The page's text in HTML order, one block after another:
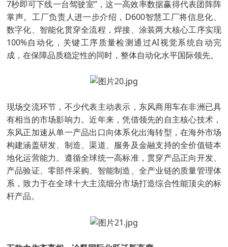
7秒即可下线一台驾驶室”，这一高效率数据赢得代表团阵阵
掌声。工厂负责人进一步介绍，D600智慧工厂将信息化、
数字化、智能化贯穿全流程，焊接、涂装两大核心工序实现
100%自动化，关键工序质量检测通过AI视觉系统自动完
成，在保障品质稳定性的同时，整体自动化水平国际领先。
现场交流环节，不少代表主动表示，东风商用车在非洲已具
有相当的市场影响力。近年来，凭借领先的自主核心技术，
东风正加速从单一产品出口向体系化出海转型，在海外市场
构建涵盖研发、制造、渠道、服务及金融支持的全价值链本
地化运营能力。遵循全球统一高标准，贯穿产品正向开发、
产品验证、零部件采购、智能制造、全产业链的质量管理体
系，致力于在全球十大主流细分市场打造综合性能顶尖的标
杆产品。